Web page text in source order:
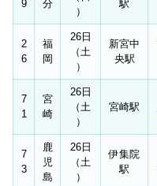
9
分
）
駅
2
6
福
岡
26日
（土
）
新宮中
央駅
7
1
宮
崎
26日
（土
）
宮崎駅
7
3
鹿
児
島
26日
（土
）
伊集院
駅